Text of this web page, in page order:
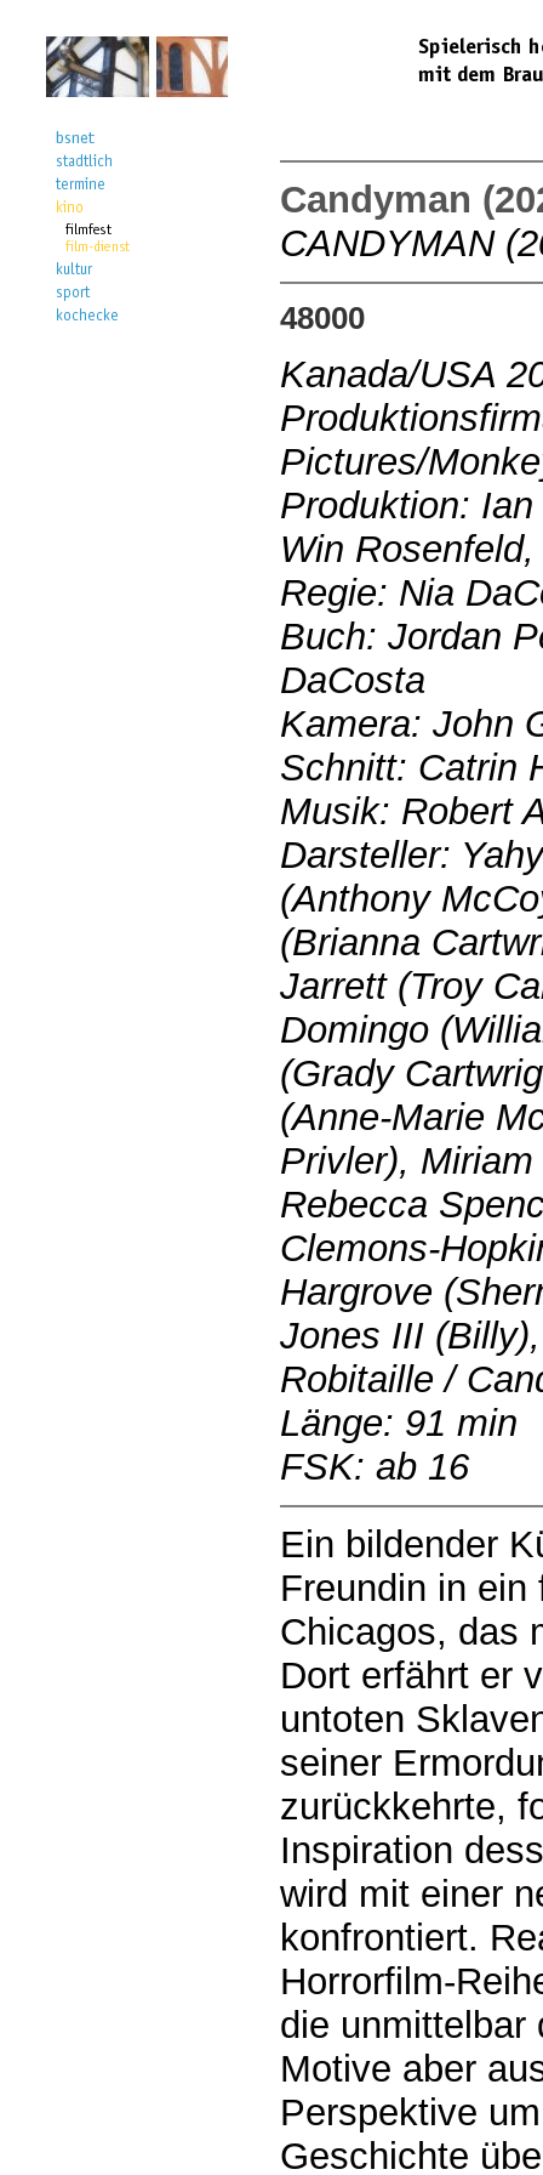
Candyman
CANDYMAN
48000
Kanada/USA
Pictures/
Produktion:
Win
Regie: Nia
Buch: Jordan
DaCosta
Kamera: John
Schnitt: Catrin
Musik: Robert
Darsteller:
(Anthony
(Brianna
Jarrett (Troy
Domingo
(Grady
(Anne-Marie
Privler),
Rebecca
Clemons-
Hargrove
Jones III
Robitaille /
Länge: 91 min
FSK: ab 16
Ein bildender
Freundin in
Chicagos, das
Dort erfährt er
untoten
seiner
zurückkehrte,
Inspiration
wird mit einer
konfrontiert.
Horrorfilm-
die unmittelbar
Motive aber
Perspektive
Geschichte